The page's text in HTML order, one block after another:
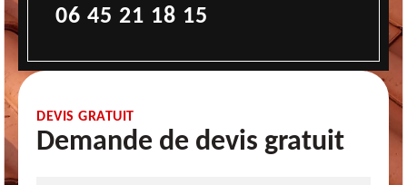
06 45 21 18 15
DEVIS GRATUIT
Demande de devis gratuit